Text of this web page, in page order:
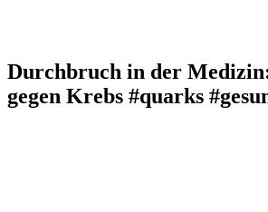
Durchbruch in der
gegen Krebs #quarks